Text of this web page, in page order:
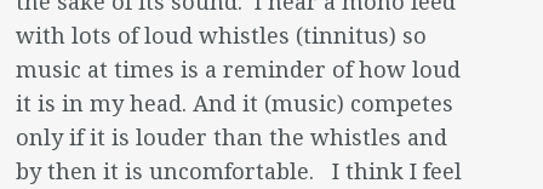
with lots of loud whistles (tinnitus) so
music at times is a reminder of how loud
it is in my head. And it (music) competes
only if it is louder than the whistles and
by then it is uncomfortable. I think I feel